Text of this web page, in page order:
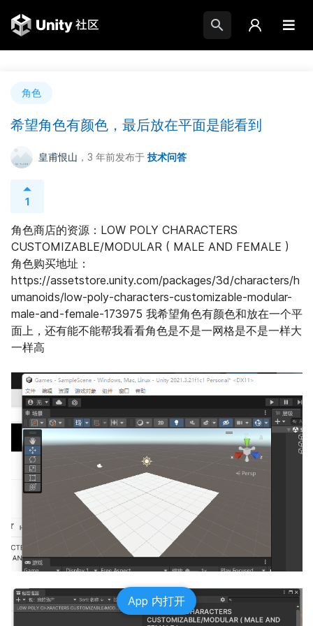
角色
希望角色有颜色，最后放在平面是能看到
皇甫恨山 ，3 年前发布于 技术问答
1
角色商店的资源：LOW POLY CHARACTERS
CUSTOMIZABLE/MODULAR ( MALE AND FEMALE )
角色购买地址：
https://assetstore.unity.com/packages/3d/characters/h
umanoids/low-poly-characters-customizable-modular-
male-and-female-173975 我希望角色有颜色和放在一个平
面上，还有能不能帮我看看角色是不是一网格是不是一样大
一样高
App 内打开